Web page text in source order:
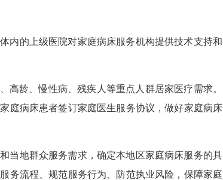
内的上级医院对家庭病床服务机构提供技术支持和
高龄、慢性病、残疾人等重点人群居家医疗需求。
庭病床患者签订家庭医生服务协议，做好家庭病床
当地群众服务需求，确定本地区家庭病床服务的具
务流程、规范服务行为、防范执业风险，保障家庭